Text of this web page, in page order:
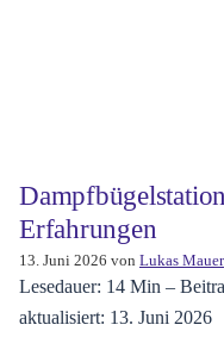
Erfahrungen
13. Juni 2026 von Lukas Mauer
Lesedauer: 14 Min –
aktualisiert: 13. Juni 2026